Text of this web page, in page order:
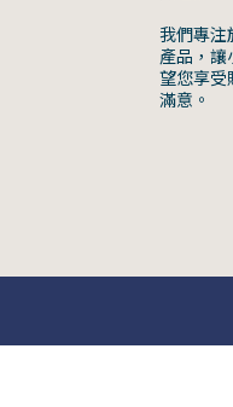
我們專注
產品，
望您享受
滿意。